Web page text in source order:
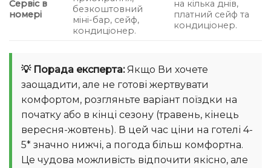
Сервіс в
номері
безкоштовний
міні-бар, сейф,
кондиціонер.
на кілька днів,
платний сейф та
кондиціонер.
💡 Порада експерта:Якщо Ви хочете
заощадити, але не готові жертвувати
комфортом, розгляньте варіант поїздки на
початку або в кінці сезону (травень, кінець
вересня-жовтень). В цей час ціни на готелі 4-
5* значно нижчі, а погода більш комфортна.
Це чудова можливість відпочити якісно, але